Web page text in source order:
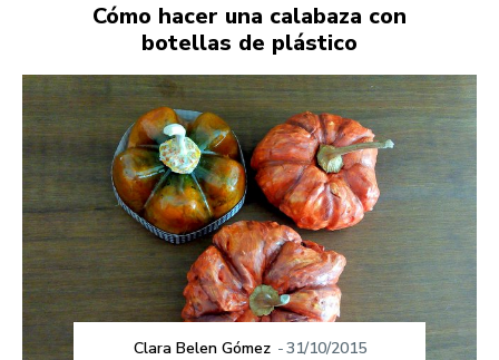
Cómo hacer una calabaza con
botellas de plástico
Clara Belen Gómez -31/10/2015